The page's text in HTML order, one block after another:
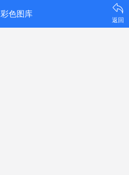
彩色图库
返回